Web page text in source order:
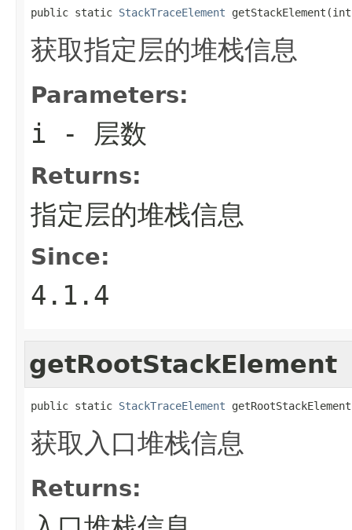
public static StackTraceElement
获取指定层的堆栈信息
Parameters:
i - 层数
Returns:
指定层的堆栈信息
Since:
4.1.4
getRootStackElement
public static StackTraceElement
获取入口堆栈信息
Returns: